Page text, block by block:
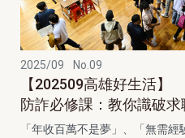
2025/09 No.09
【202509高雄好生活】
防詐必修課：教你識破求
「年收百萬不是夢」、「無需